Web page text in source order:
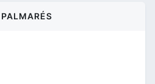
PALMARÉS